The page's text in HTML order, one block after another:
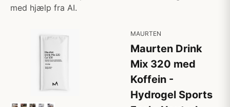
med hjælp fra AI.
MAURTEN
Maurten Drink
Mix 320 med
Koffein -
Hydrogel Sports